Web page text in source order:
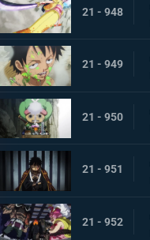
21 - 948
21 - 949
21 - 950
21 - 951
21 - 952